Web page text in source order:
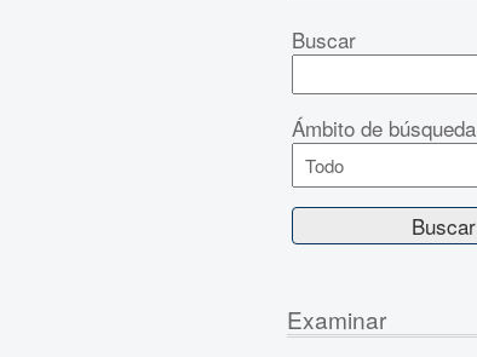
Buscar
Ámbito de búsqueda
Examinar